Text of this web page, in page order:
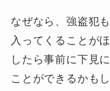
なぜなら、強盗犯
入ってくることが
したら事前に下見
ことができるかも